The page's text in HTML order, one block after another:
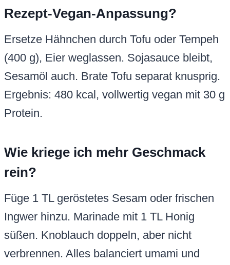
Rezept-Vegan-Anpassung?
Ersetze Hähnchen durch Tofu oder Tempeh
(400 g), Eier weglassen. Sojasauce bleibt,
Sesamöl auch. Brate Tofu separat knusprig.
Ergebnis: 480 kcal, vollwertig vegan mit 30 g
Protein.
Wie kriege ich mehr Geschmack
rein?
Füge 1 TL geröstetes Sesam oder frischen
Ingwer hinzu. Marinade mit 1 TL Honig
süßen. Knoblauch doppeln, aber nicht
verbrennen. Alles balanciert umami und